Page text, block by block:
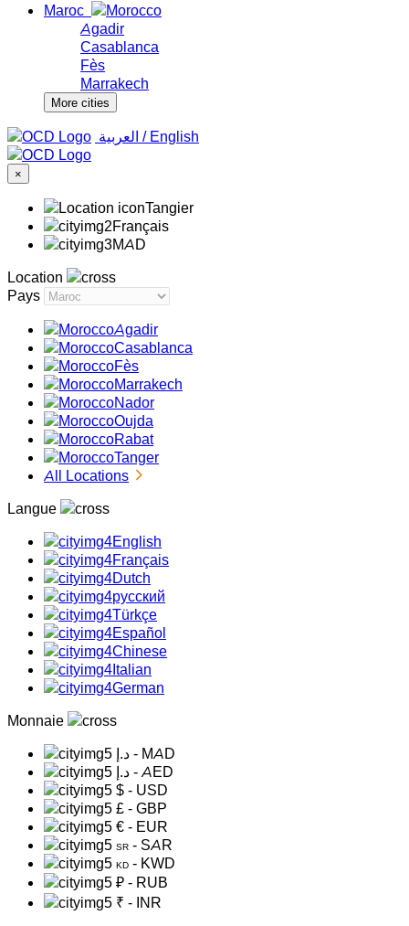
Maroc
Agadir
Casablanca
Fès
Marrakech
More cities
‏العربية ‏ / English
×
Tangier
Français
MAD
Location
Pays
Agadir
Casablanca
Fès
Marrakech
Nador
Oujda
Rabat
Tanger
All Locations
Langue
English
Français
Dutch
русский
Türkçe
Español
Chinese
Italian
German
Monnaie
د.إ - MAD
د.إ - AED
$ - USD
£ - GBP
€ - EUR
SR - SAR
KD - KWD
₽ - RUB
₹ - INR